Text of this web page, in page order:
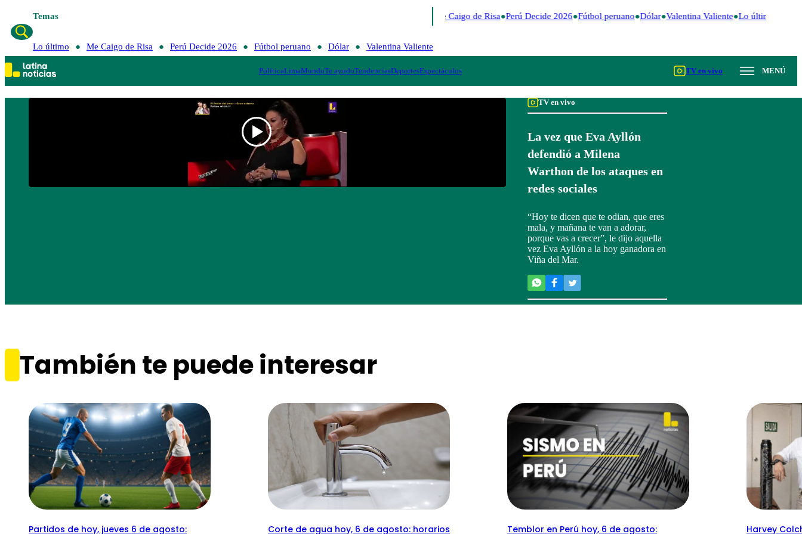
Temas Me Caigo de Risa Perú Decide 2026 Fútbol peruano Dólar Valentina Valiente Lo último
Lo último Me Caigo de Risa Perú Decide 2026 Fútbol peruano Dólar Valentina Valiente
PolíticaLimaMundoTe ayudoTendenciasDeportesEspectáculos TV en vivo MENÚ
TV en vivo
La vez que Eva Ayllón
defendió a Milena
Warthon de los ataques en
redes sociales
“Hoy te dicen que te odian, que eres
mala, y mañana te van a adorar,
porque vas a crecer”, le dijo aquella
vez Eva Ayllón a la hoy ganadora en
Viña del Mar.
También te puede interesar
Partidos de hoy, jueves 6 de agosto:
Corte de agua hoy, 6 de agosto: horarios
Temblor en Perú hoy, 6 de agosto:
Harvey